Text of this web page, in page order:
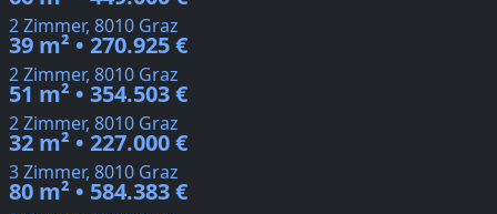
2 Zimmer, 8010 Graz
39 m² • 270.925 €
2 Zimmer, 8010 Graz
51 m² • 354.503 €
2 Zimmer, 8010 Graz
32 m² • 227.000 €
3 Zimmer, 8010 Graz
80 m² • 584.383 €